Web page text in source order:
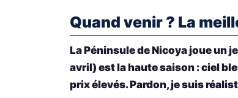
Quand venir ? La
La Péninsule de Nicoya joue un
avril) est la haute saison : ciel
prix élevés. Pardon, je suis